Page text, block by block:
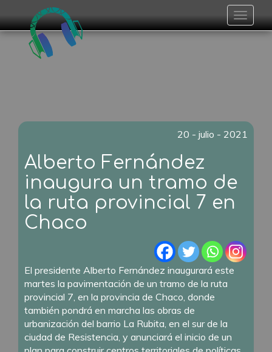
Toggle
20 - julio - 2021
Alberto Fernández
inaugura un tramo de
la ruta provincial 7 en
Chaco
El presidente Alberto Fernández inaugurará este
martes la pavimentación de un tramo de la ruta
provincial 7, en la provincia de Chaco, donde
también pondrá en marcha las obras de
urbanización del barrio La Rubita, en el sur de la
ciudad de Resistencia, y anunciará el inicio de un